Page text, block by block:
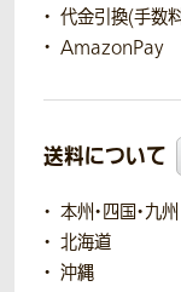
代金引換(手数
AmazonPay
送料について
本州・四国・九州
北海道
沖縄